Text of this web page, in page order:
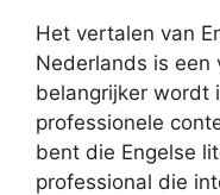
Het vertalen van
Nederlands is een
belangrijker wordt
professionele
bent die Engelse
professional die